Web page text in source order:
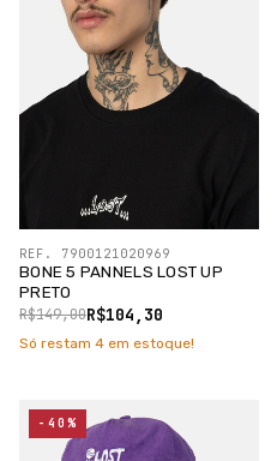
BONE 5 PANNELS LOST UP
PRETO
R$104,30
R$149,00
REF. 7900121020969
Só restam 4 em estoque!
-40%